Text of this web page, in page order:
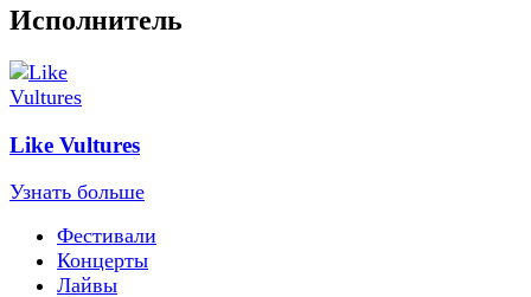
Исполнитель
Like Vultures
Узнать больше
Фестивали
Концерты
Лайвы